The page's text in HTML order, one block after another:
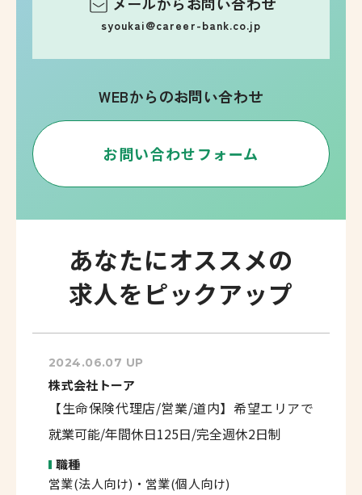
syoukai@career-bank.co.jp
WEBからのお問い合わせ
お問い合わせフォーム
あなたにオススメの
求人をピックアップ
2024.06.07 UP
株式会社トーア
【生命保険代理店/営業/道内】希望エリアで
就業可能/年間休日125日/完全週休2日制
職種
営業(法人向け)・営業(個人向け)